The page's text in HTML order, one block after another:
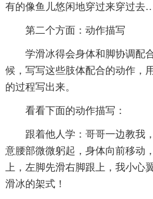
有的像鱼儿悠闲地穿过来穿过
第二个方面：动作描写
学滑冰得会身体和脚协调配
候，写写这些肢体配合的动作，
的过程写出来。
看看下面的动作描写：
跟着他人学：哥哥一边教我
意腰部微微躬起，身体向前移动
上，左脚先滑右脚跟上，我小心
滑冰的架式！